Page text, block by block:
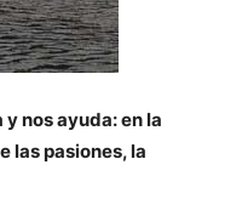
nos ayuda: en la
las pasiones, la